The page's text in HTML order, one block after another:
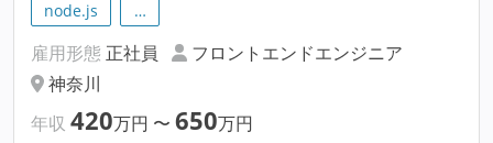
node.js
…
雇用形態 正社員
フロントエンドエンジニア
神奈川
年収 420万円 〜 650万円